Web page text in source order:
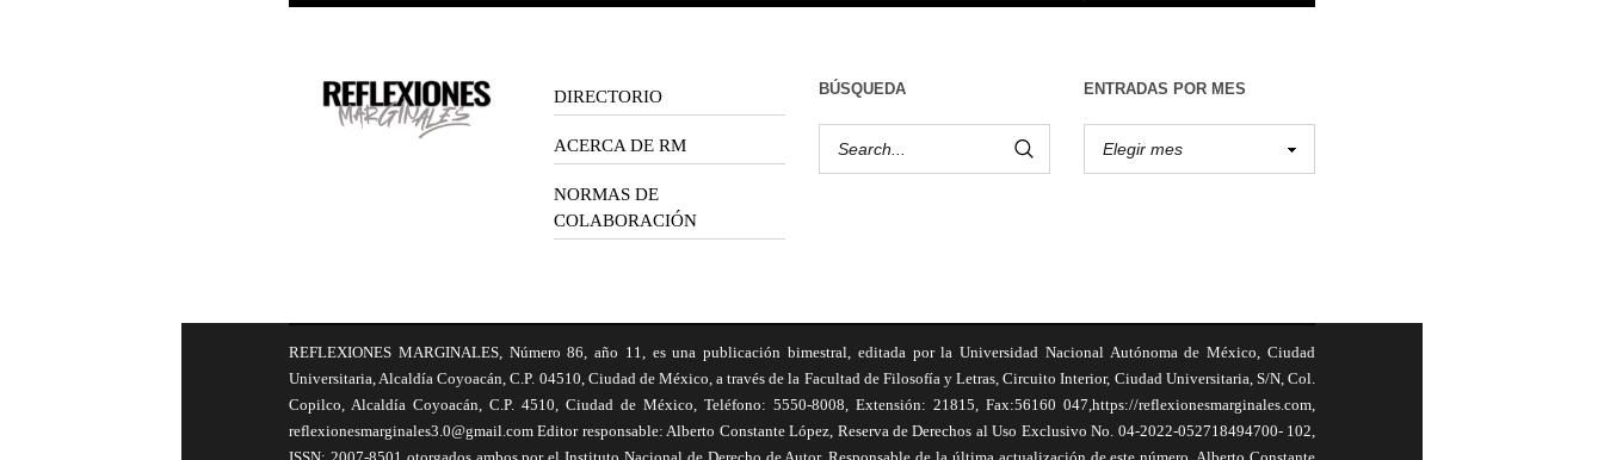
DIRECTORIO
ACERCA DE RM
NORMAS DE
COLABORACIÓN
BÚSQUEDA ENTRADAS POR MES
REFLEXIONES MARGINALES, Número 86, año 11, es una publicación bimestral, editada por la Universidad Nacional Autónoma de México, Ciudad
Universitaria, Alcaldía Coyoacán, C.P. 04510, Ciudad de México, a través de la Facultad de Filosofía y Letras, Circuito Interior, Ciudad Universitaria, S/N, Col.
Copilco, Alcaldía Coyoacán, C.P. 4510, Ciudad de México, Teléfono: 5550-8008, Extensión: 21815, Fax:56160 047,https://reflexionesmarginales.com,
reflexionesmarginales3.0@gmail.com Editor responsable: Alberto Constante López, Reserva de Derechos al Uso Exclusivo No. 04-2022-052718494700- 102,